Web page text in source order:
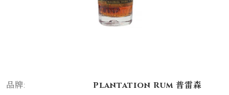
品牌: Plantation Rum 普雷森